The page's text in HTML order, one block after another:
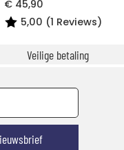
€ 45,90
5,00 (1 Reviews)
Veilige betaling